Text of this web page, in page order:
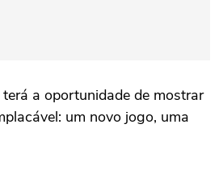
a oportunidade de mostrar
um novo jogo, uma